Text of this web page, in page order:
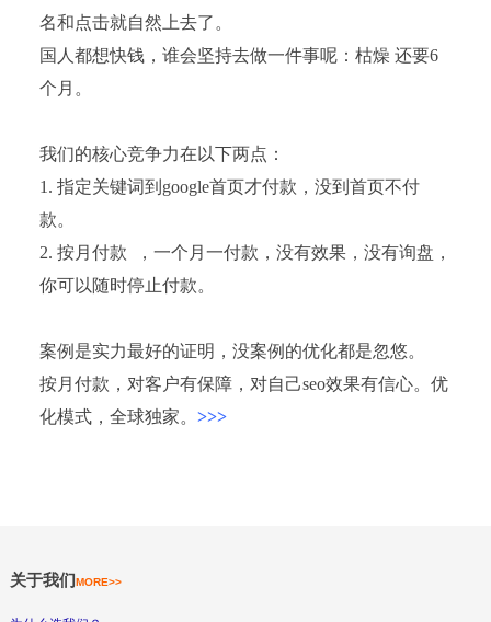
名和点击就自然上去了。
国人都想快钱，谁会坚持去做一件事呢：枯燥 还要6
个月。
我们的核心竞争力在以下两点：
1. 指定关键词到google首页才付款，没到首页不付
款。
2. 按月付款 ，一个月一付款，没有效果，没有询盘，
你可以随时停止付款。
案例是实力最好的证明，没案例的优化都是忽悠。
按月付款，对客户有保障，对自己seo效果有信心。优
化模式，全球独家。 >>>
关于我们MORE>>